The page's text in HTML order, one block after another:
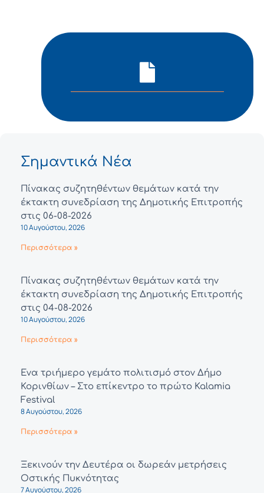
Σημαντικά Νέα
Πίνακας συζητηθέντων θεμάτων κατά την
έκτακτη συνεδρίαση της Δημοτικής Επιτροπής
στις 06-08-2026
10 Αυγούστου, 2026
Περισσότερα »
Πίνακας συζητηθέντων θεμάτων κατά την
έκτακτη συνεδρίαση της Δημοτικής Επιτροπής
στις 04-08-2026
10 Αυγούστου, 2026
Περισσότερα »
Ένα τριήμερο γεμάτο πολιτισμό στον Δήμο
Κορινθίων – Στο επίκεντρο το πρώτο Kalamia
Festival
8 Αυγούστου, 2026
Περισσότερα »
Ξεκινούν την Δευτέρα οι δωρεάν μετρήσεις
Οστικής Πυκνότητας
7 Αυγούστου, 2026